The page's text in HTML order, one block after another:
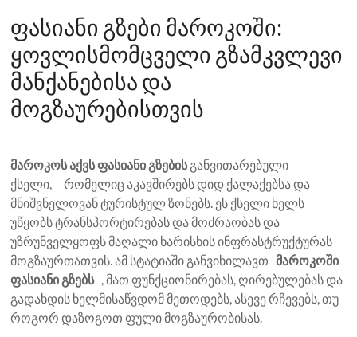
ფასიანი გზები მაროკოში:
ყოვლისმომცველი გზამკვლევი
მანქანებისა და
მოგზაურებისთვის
მაროკოს აქვს ფასიანი გზებისგანვითარებული
ქსელი, რომელიც აკავშირებს დიდ ქალაქებსა და
მნიშვნელოვან ტურისტულ ზონებს. ეს ქსელი ხელს
უწყობს ტრანსპორტირებას და მოძრაობას და
უზრუნველყოფს მაღალი ხარისხის ინფრასტრუქტურას
მოგზაურთათვის. ამ სტატიაში განვიხილავთმაროკოში
ფასიანი გზებს, მათ ფუნქციონირებას, ღირებულებას და
გადახდის ხელმისაწვდომ მეთოდებს, ასევე რჩევებს, თუ
როგორ დაზოგოთ ფული მოგზაურობისას.